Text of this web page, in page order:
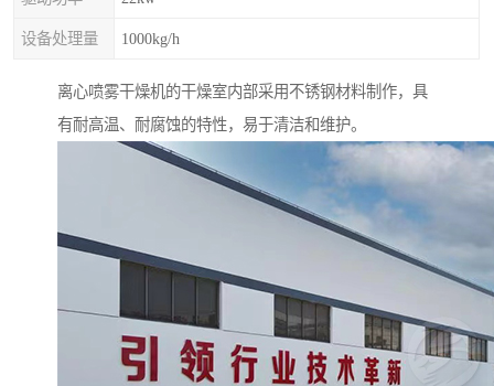
设备处理量 1000kg/h
离心喷雾干燥机的干燥室内部采用不锈钢材料制作，具
有耐高温、耐腐蚀的特性，易于清洁和维护。